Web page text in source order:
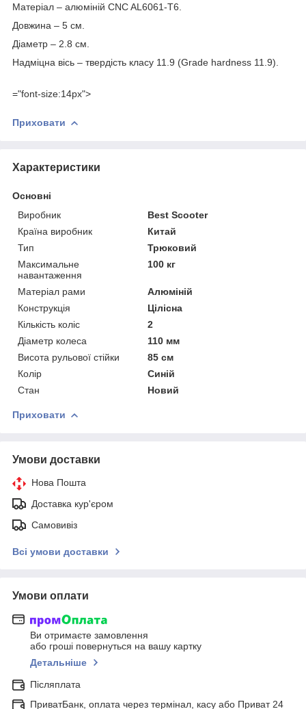
Матеріал – алюміній CNC AL6061-T6.
Довжина – 5 см.
Діаметр – 2.8 см.
Надміцна вісь – твердість класу 11.9 (Grade hardness 11.9).
="font-size:14px">
Приховати
Характеристики
Основні
Виробник
Best Scooter
Країна виробник
Китай
Тип
Трюковий
Максимальне
навантаження
100 кг
Матеріал рами
Алюміній
Конструкція
Цілісна
Кількість коліс
2
Діаметр колеса
110 мм
Висота рульової стійки
85 см
Колір
Синій
Стан
Новий
Приховати
Умови доставки
Нова Пошта
Доставка кур'єром
Самовивіз
Всі умови доставки
Умови оплати
Ви отримаєте замовлення
або гроші повернуться на вашу картку
Детальніше
Післяплата
ПриватБанк, оплата через термінал, касу або Приват 24